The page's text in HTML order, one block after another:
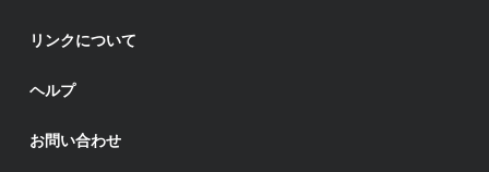
リンクについて
ヘルプ
お問い合わせ